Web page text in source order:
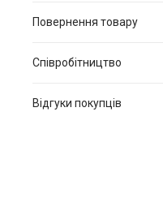
Повернення товару
Співробітництво
Відгуки покупців